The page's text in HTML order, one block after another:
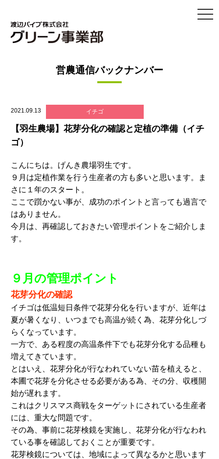
営農通信バックナンバー
2021.09.13 イチゴ
【羽生農場】花芽分化の確認と定植の準備（イチ
ゴ）
こんにちは。げんき農場羽生です。
９月は定植作業を行う生産者の方も多いと思います。ま
さに１年のスタート。
ここで躓かない事が、成功のポイントと言っても過言で
はありません。
今月は、再確認しておきたい管理ポイントをご紹介しま
す。
９月の管理ポイント
花芽分化の確認
イチゴは低温短日条件で花芽分化を行いますが、近年は
夏が暑くなり、いつまでも高温が続く為、花芽分化しづ
らくなっています。
一方で、ある程度の高温条件下でも花芽分化する品種も
増えてきています。
とはいえ、花芽分化が行なわれていない苗を植えると、
本圃で花芽を分化させる必要がある為、その分、収穫開
始が遅れます。
これはクリスマス商戦をターゲットにされている生産者
には、重大な問題です。
その為、事前に花芽検鏡を実施し、花芽分化が行なわれ
ている事を確認しておくことが重要です。
花芽検鏡については、地域によって異なるかと思います